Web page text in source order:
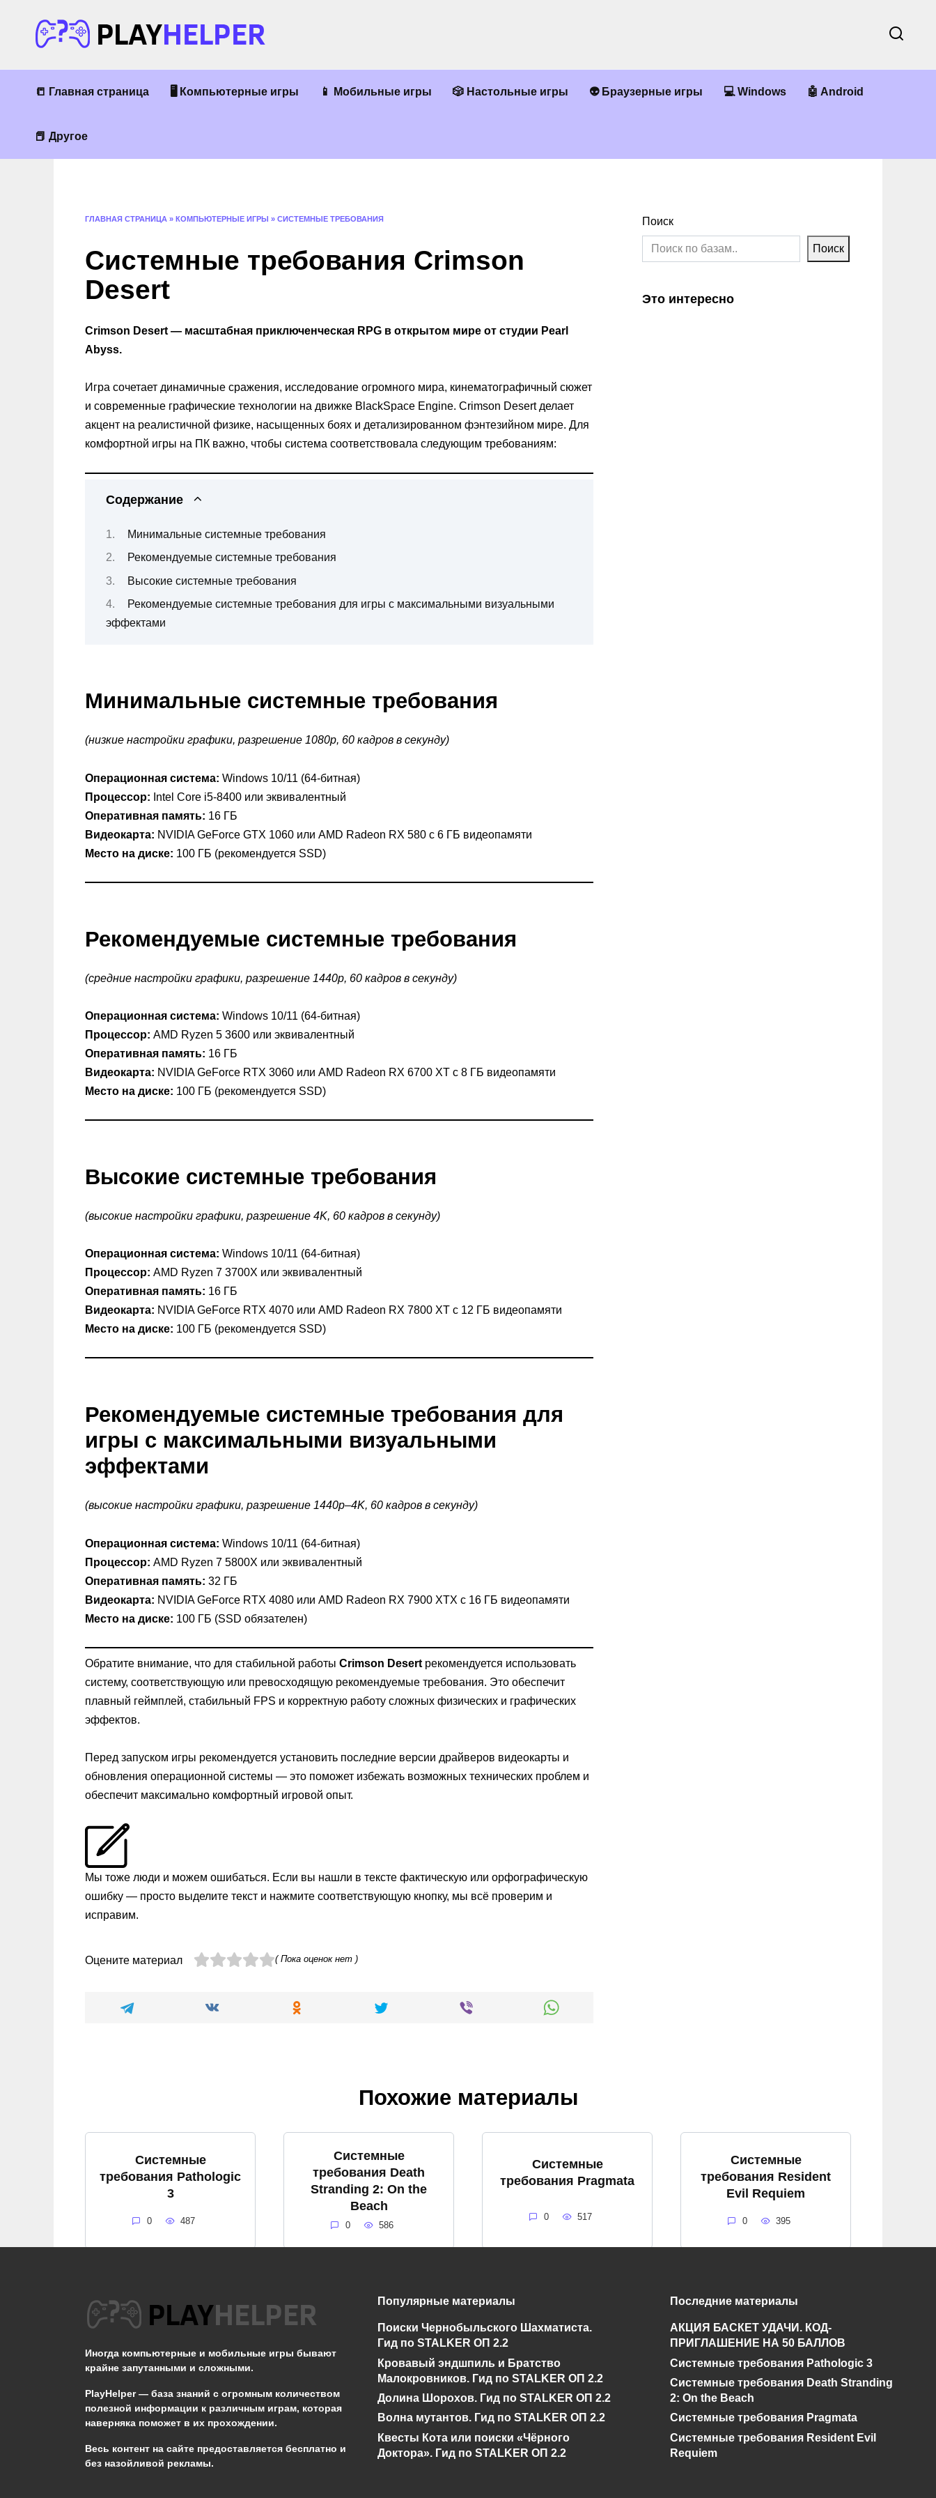
содержанию
📒 Главная страница 🖥 Компьютерные игры 📱 Мобильные игры 🎲 Настольные игры 👽 Браузерные игры 💻 Windows 🤖 Android
📕 Другое
ГЛАВНАЯ СТРАНИЦА » КОМПЬЮТЕРНЫЕ ИГРЫ » СИСТЕМНЫЕ ТРЕБОВАНИЯ
Системные требования Crimson
Desert
Crimson Desert — масштабная приключенческая RPG в открытом мире от студии Pearl
Abyss.
Игра сочетает динамичные сражения, исследование огромного мира, кинематографичный сюжет
и современные графические технологии на движке BlackSpace Engine. Crimson Desert делает
акцент на реалистичной физике, насыщенных боях и детализированном фэнтезийном мире. Для
комфортной игры на ПК важно, чтобы система соответствовала следующим требованиям:
Содержание
Минимальные системные требования
Рекомендуемые системные требования
Высокие системные требования
Рекомендуемые системные требования для игры с максимальными визуальными
эффектами
Минимальные системные требования
(низкие настройки графики, разрешение 1080p, 60 кадров в секунду)
Операционная система: Windows 10/11 (64-битная)
Процессор: Intel Core i5-8400 или эквивалентный
Оперативная память: 16 ГБ
Видеокарта: NVIDIA GeForce GTX 1060 или AMD Radeon RX 580 с 6 ГБ видеопамяти
Место на диске: 100 ГБ (рекомендуется SSD)
Рекомендуемые системные требования
(средние настройки графики, разрешение 1440p, 60 кадров в секунду)
Операционная система: Windows 10/11 (64-битная)
Процессор: AMD Ryzen 5 3600 или эквивалентный
Оперативная память: 16 ГБ
Видеокарта: NVIDIA GeForce RTX 3060 или AMD Radeon RX 6700 XT с 8 ГБ видеопамяти
Место на диске: 100 ГБ (рекомендуется SSD)
Высокие системные требования
(высокие настройки графики, разрешение 4K, 60 кадров в секунду)
Операционная система: Windows 10/11 (64-битная)
Процессор: AMD Ryzen 7 3700X или эквивалентный
Оперативная память: 16 ГБ
Видеокарта: NVIDIA GeForce RTX 4070 или AMD Radeon RX 7800 XT с 12 ГБ видеопамяти
Место на диске: 100 ГБ (рекомендуется SSD)
Рекомендуемые системные требования для
игры с максимальными визуальными
эффектами
(высокие настройки графики, разрешение 1440p–4K, 60 кадров в секунду)
Операционная система: Windows 10/11 (64-битная)
Процессор: AMD Ryzen 7 5800X или эквивалентный
Оперативная память: 32 ГБ
Видеокарта: NVIDIA GeForce RTX 4080 или AMD Radeon RX 7900 XTX с 16 ГБ видеопамяти
Место на диске: 100 ГБ (SSD обязателен)
Обратите внимание, что для стабильной работы Crimson Desert рекомендуется использовать
систему, соответствующую или превосходящую рекомендуемые требования. Это обеспечит
плавный геймплей, стабильный FPS и корректную работу сложных физических и графических
эффектов.
Перед запуском игры рекомендуется установить последние версии драйверов видеокарты и
обновления операционной системы — это поможет избежать возможных технических проблем и
обеспечит максимально комфортный игровой опыт.
Мы тоже люди и можем ошибаться. Если вы нашли в тексте фактическую или орфографическую
ошибку — просто выделите текст и нажмите соответствующую кнопку, мы всё проверим и
исправим.
Оцените материал ( Пока оценок нет )
Поиск
Поиск
Это интересно
Похожие материалы
Системные
требования Pathologic
3
0 487
Системные
требования Death
Stranding 2: On the
Beach
0 586
Системные
требования Pragmata
0 517
Системные
требования Resident
Evil Requiem
0 395
Системные
требования Avowed
Системные
Assassin’s Creed
Shadows
420
требования
0
Системные
требования Kingdom
Come: Deliverance II
0 434
Иногда компьютерные и мобильные игры бывают
крайне запутанными и сложными.
PlayHelper — база знаний с огромным количеством
полезной информации к различным играм, которая
наверняка поможет в их прохождении.
Весь контент на сайте предоставляется бесплатно и
без назойливой рекламы.
Популярные материалы
Поиски Чернобыльского Шахматиста.
Гид по STALKER ОП 2.2
Кровавый эндшпиль и Братство
Малокровников. Гид по STALKER ОП 2.2
Долина Шорохов. Гид по STALKER ОП 2.2
Волна мутантов. Гид по STALKER ОП 2.2
Квесты Кота или поиски «Чёрного
Доктора». Гид по STALKER ОП 2.2
Последние материалы
АКЦИЯ БАСКЕТ УДАЧИ. КОД-
ПРИГЛАШЕНИЕ НА 50 БАЛЛОВ
Системные требования Pathologic 3
Системные требования Death Stranding
2: On the Beach
Системные требования Pragmata
Системные требования Resident Evil
Requiem
Сообщить об ошибке